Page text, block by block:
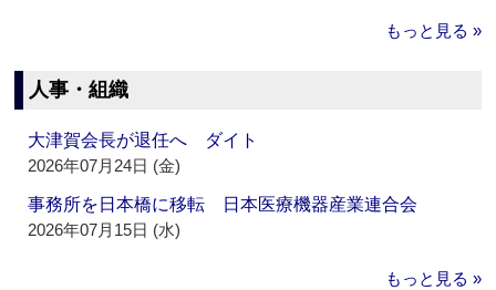
もっと見る »
人事・組織
大津賀会長が退任へ ダイト
2026年07月24日 (金)
事務所を日本橋に移転 日本医療機器産業連合会
2026年07月15日 (水)
もっと見る »